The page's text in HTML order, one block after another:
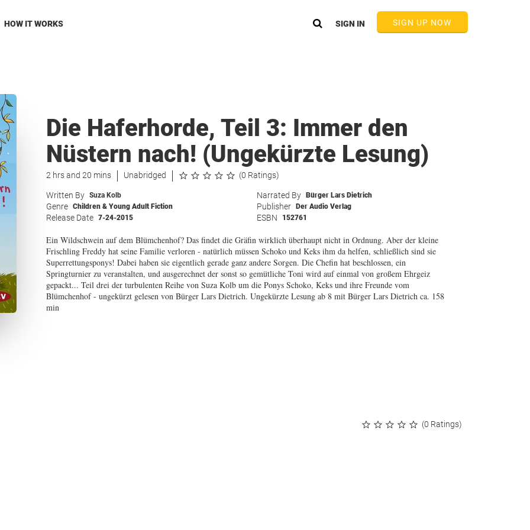
HOW IT WORKS SIGN UP NOW
SIGN IN
Die Haferhorde, Teil 3: Immer den
Nüstern nach! (Ungekürzte Lesung)
2 hrs and 20 mins Unabridged (0 Ratings)
Written By Suza Kolb Narrated By Bürger Lars Dietrich
Genre Children & Young Adult Fiction Publisher Der Audio Verlag
Release Date 7-24-2015 ESBN 152761
Ein Wildschwein auf dem Blümchenhof? Das findet die Gräfin wirklich überhaupt nicht in Ordnung. Aber der kleine
Frischling Freddy hat seine Familie verloren - natürlich müssen Schoko und Keks ihm da helfen, schließlich sind sie
Superrettungsponys! Dabei haben sie eigentlich gerade ganz andere Sorgen. Die Chefin hat beschlossen, ein
Springturnier zu veranstalten, und ausgerechnet der sonst so gemütliche Toni wird auf einmal von großem Ehrgeiz
gepackt... Teil drei der turbulenten Reihe von Suza Kolb um die Ponys Schoko, Keks und ihre Freunde vom
Blümchenhof - ungekürzt gelesen von Bürger Lars Dietrich. Ungekürzte Lesung ab 8 mit Bürger Lars Dietrich ca. 158
min
(0 Ratings)